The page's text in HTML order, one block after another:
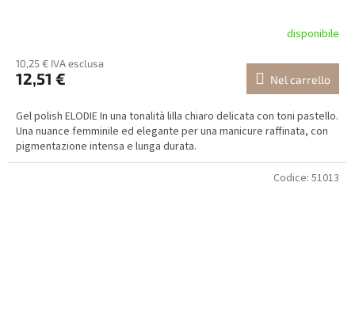
disponibile
10,25 € IVA esclusa
12,51 € Nel carrello
Gel polish ELODIE In una tonalità lilla chiaro delicata con toni pastello.
Una nuance femminile ed elegante per una manicure raffinata, con
pigmentazione intensa e lunga durata.
Codice: 51013